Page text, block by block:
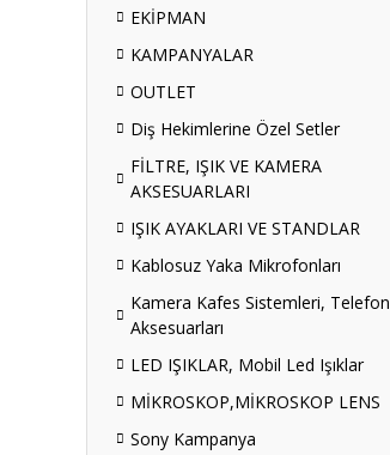
EKİPMAN
KAMPANYALAR
OUTLET
Diş Hekimlerine Özel Setler
FİLTRE, IŞIK VE KAMERA
AKSESUARLARI
IŞIK AYAKLARI VE STANDLAR
Kablosuz Yaka Mikrofonları
Kamera Kafes Sistemleri, Telefon
Aksesuarları
LED IŞIKLAR, Mobil Led Işıklar
MİKROSKOP,MİKROSKOP LENS
Sony Kampanya